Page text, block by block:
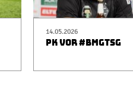
14.05.2026
PK VOR #BMGTSG